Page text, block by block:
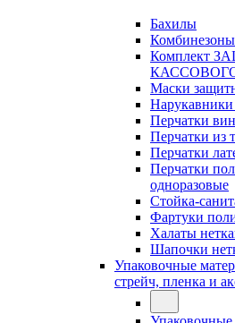
Бахилы
Комплект
Маски
Перчатки
Перчатки из
Перчатки
Перчатки
одноразовые
Стойка-
Фартуки
Халаты
Шапочки
Упаковочные
стрейч, пленка и